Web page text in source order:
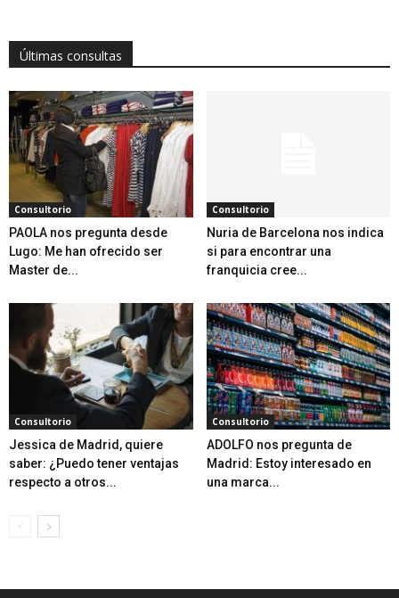
Últimas consultas
Consultorio
PAOLA nos pregunta desde
Lugo: Me han ofrecido ser
Master de...
Consultorio
Nuria de Barcelona nos indica
si para encontrar una
franquicia cree...
Consultorio
Jessica de Madrid, quiere
saber: ¿Puedo tener ventajas
respecto a otros...
Consultorio
ADOLFO nos pregunta de
Madrid: Estoy interesado en
una marca...